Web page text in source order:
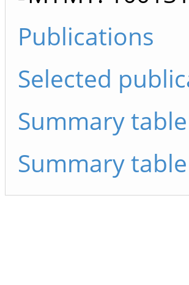
Publications
Selected
Summary table
Summary